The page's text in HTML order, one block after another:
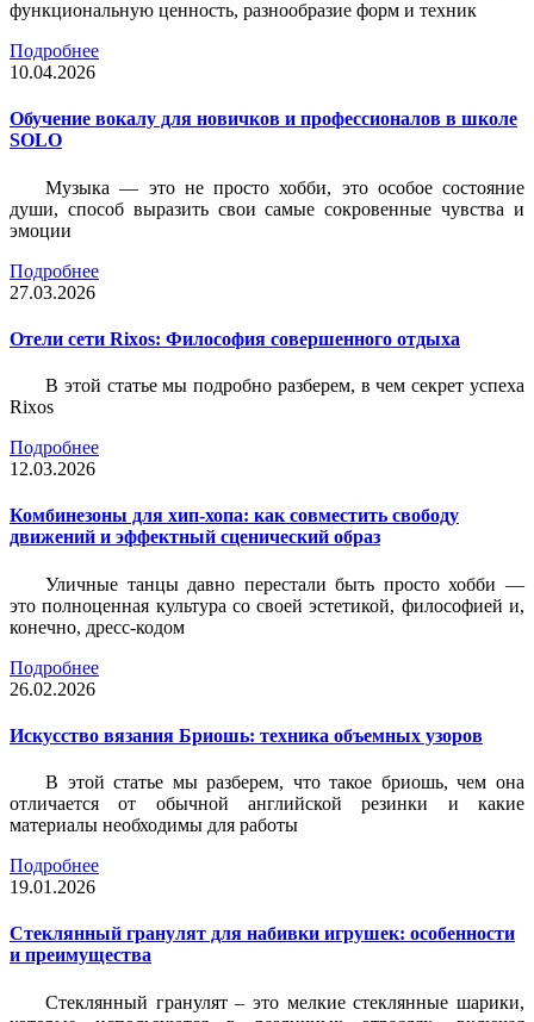
функциональную ценность, разнообразие форм и техник
Подробнее
10.04.2026
Обучение вокалу для новичков и профессионалов в школе
SOLO
Музыка — это не просто хобби, это особое состояние
души, способ выразить свои самые сокровенные чувства и
эмоции
Подробнее
27.03.2026
Отели сети Rixos: Философия совершенного отдыха
В этой статье мы подробно разберем, в чем секрет успеха
Rixos
Подробнее
12.03.2026
Комбинезоны для хип-хопа: как совместить свободу
движений и эффектный сценический образ
Уличные танцы давно перестали быть просто хобби —
это полноценная культура со своей эстетикой, философией и,
конечно, дресс-кодом
Подробнее
26.02.2026
Искусство вязания Бриошь: техника объемных узоров
В этой статье мы разберем, что такое бриошь, чем она
отличается от обычной английской резинки и какие
материалы необходимы для работы
Подробнее
19.01.2026
Стеклянный гранулят для набивки игрушек: особенности
и преимущества
Стеклянный гранулят – это мелкие стеклянные шарики,